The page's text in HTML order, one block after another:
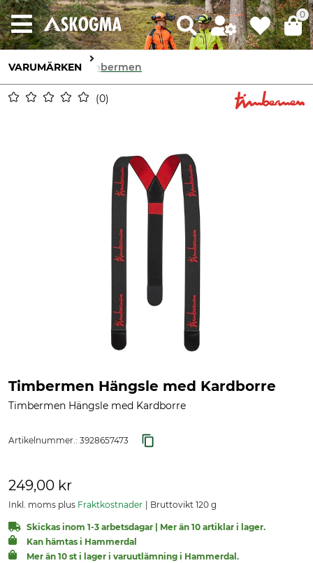
0
VARUMÄRKEN Timbermen
0
Timbermen Hängsle med Kardborre
Timbermen Hängsle med Kardborre
Artikelnummer.: 3928657473
249,00 kr
Inkl. moms plus Fraktkostnader Bruttovikt 120 g
Skickas inom 1-3 arbetsdagar | Mer än 10 artiklar i lager.
Kan hämtas i Hammerdal
Mer än 10 st i lager i varuutlämning i Hammerdal.